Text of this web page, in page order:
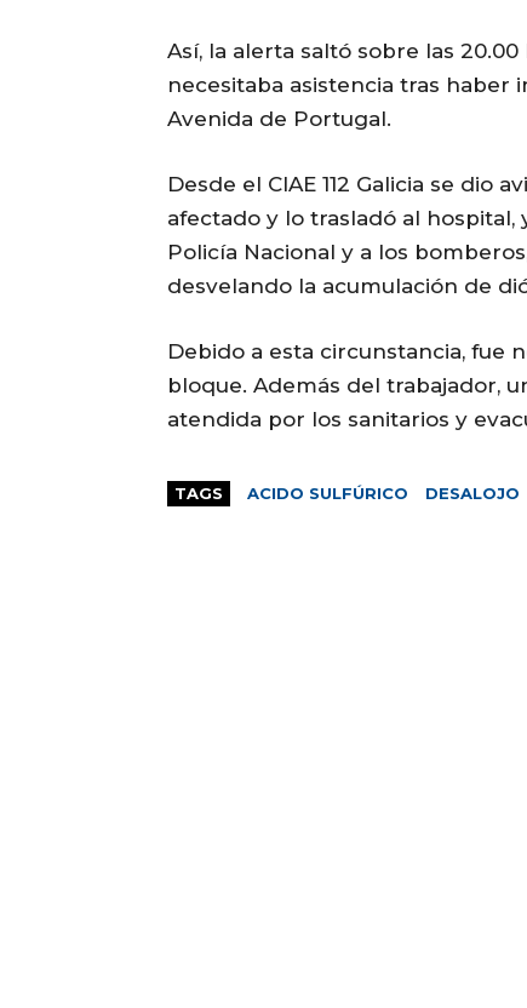
Así, la alerta saltó sobre las
necesitaba asistencia tras haber
Avenida de Portugal.
Desde el CIAE 112 Galicia se dio
afectado y lo trasladó al
Policía Nacional y a los
desvelando la acumulación de
Debido a esta circunstancia, fue
bloque. Además del trabajador,
atendida por los sanitarios y
TAGS ACIDO SULFÚRICO DESALOJO